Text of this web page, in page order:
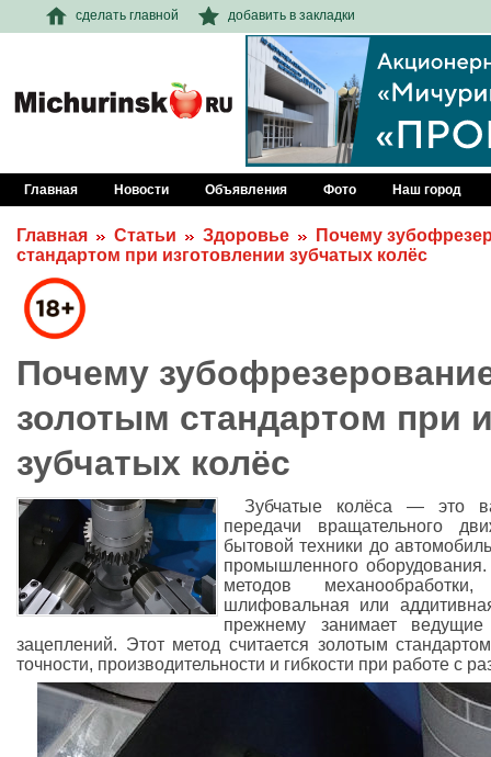
сделать главной добавить в закладки
Главная Новости Объявления Фото Наш город
Главная Статьи Здоровье
Почему
стандартом при изготовлении зубчатых колёс
Почему
золотым стандартом при
зубчатых колёс
Зубчатые колёса — это
передачи вращательного
бытовой техники до
промышленного
методов
шлифовальная или
прежнему занимает
зацеплений. Этот метод считается золотым
точности, производительности и гибкости при работе с